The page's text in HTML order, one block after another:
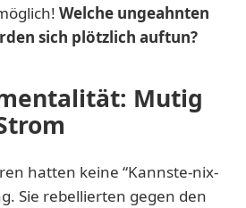
Welche ungeahnten
sich plötzlich auftun?
Mutig
hatten keine “Kannste-nix-
Sie rebellierten gegen den